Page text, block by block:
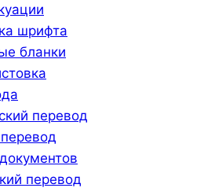
шрифта
бланки
перевод
перевод